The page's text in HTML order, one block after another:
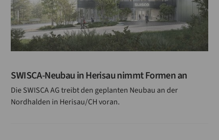
SWISCA-Neubau in Herisau nimmt Formen an
Die SWISCA AG treibt den geplanten Neubau an der
Nordhalden in Herisau/CH voran.